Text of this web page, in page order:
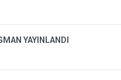
YAYINLANDI